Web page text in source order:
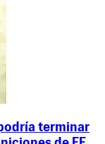
terminar